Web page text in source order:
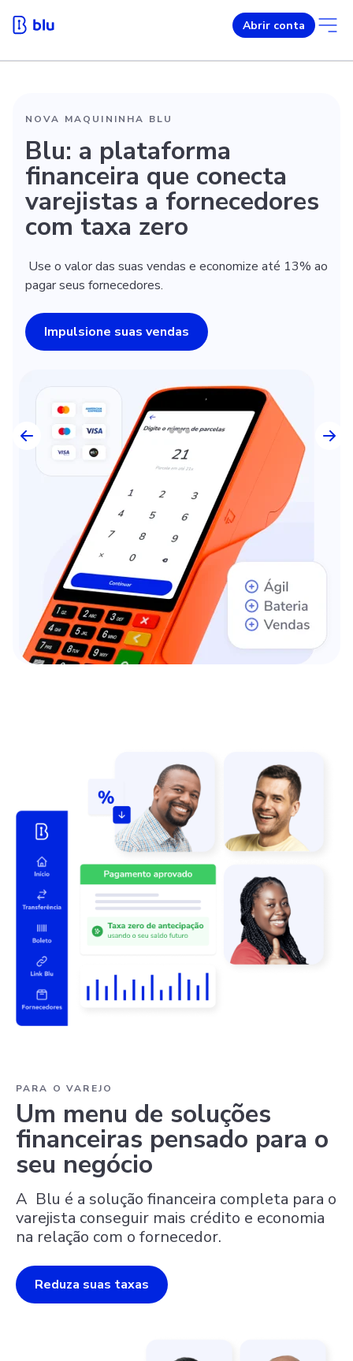
Abrir conta
NOVA MAQUININHA BLU
Blu: a plataforma
financeira que conecta
varejistas a fornecedores
com taxa zero
Use o valor das suas vendas e economize até 13% ao
pagar seus fornecedores.
Impulsione suas vendas
PARA O VAREJO
Um menu de soluções
financeiras pensado para o
seu negócio
A Blu é a solução financeira completa para o
varejista conseguir mais crédito e economia
na relação com o fornecedor.
Reduza suas taxas